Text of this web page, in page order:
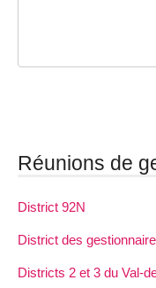
Réunions de
District 92N
District des
Districts 2 et 3 du Val-